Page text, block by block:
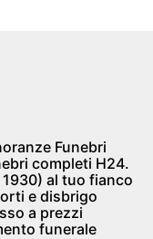
Funebri
completi H24.
al tuo fianco
e disbrigo
a prezzi
funerale